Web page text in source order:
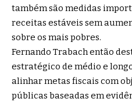
também são medidas
receitas estáveis sem
sobre os mais pobres.
Fernando Trabach então
estratégico de médio e
alinhar metas fiscais com
públicas baseadas em